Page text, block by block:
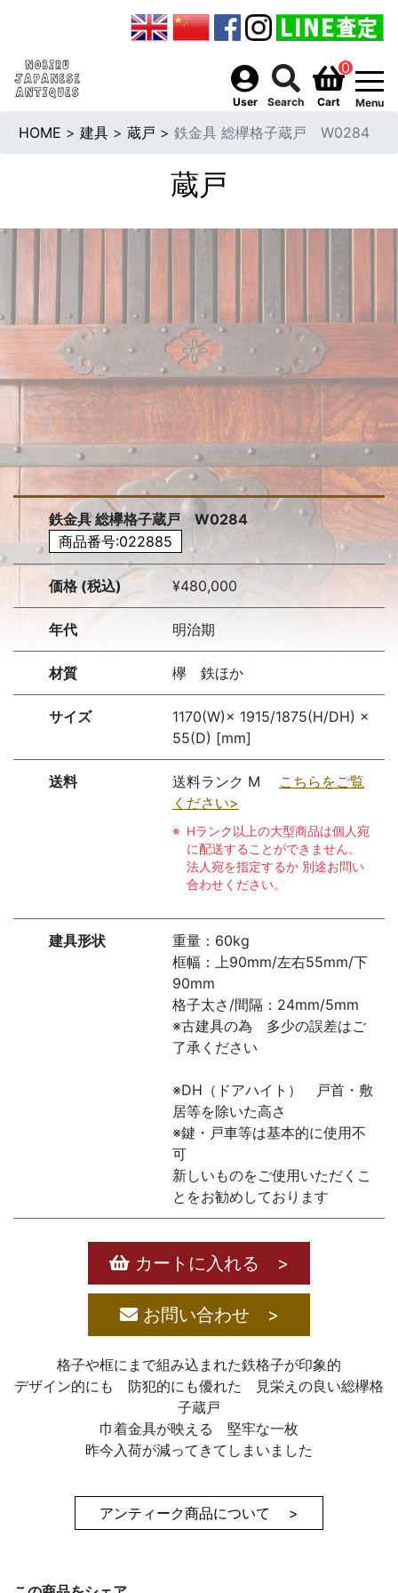
User Search
0
Cart Menu
HOME > 建具 > 蔵戸 > 鉄金具 総欅格子蔵戸 W0284
蔵戸
鉄金具 総欅格子蔵戸 W0284
商品番号:022885
価格 (税込) ¥480,000
年代 明治期
材質 欅 鉄ほか
サイズ
1170(W)× 1915/1875(H/DH) ×
55(D) [mm]
送料 送料ランク M こちらをご覧
ください>
Hランク以上の大型商品は個人宛
に配送することができません。
法人宛を指定するか 別途お問い
合わせください。
建具形状
重量：60kg
框幅：上90mm/左右55mm/下
90mm
格子太さ/間隔：24mm/5mm
※古建具の為 多少の誤差はご
了承ください
※DH（ドアハイト） 戸首・敷
居等を除いた高さ
※鍵・戸車等は基本的に使用不
可
新しいものをご使用いただくこ
とをお勧めしております
カートに入れる >
お問い合わせ >
格子や框にまで組み込まれた鉄格子が印象的
デザイン的にも 防犯的にも優れた 見栄えの良い総欅格
子蔵戸
巾着金具が映える 堅牢な一枚
昨今入荷が減ってきてしまいました
アンティーク商品について >